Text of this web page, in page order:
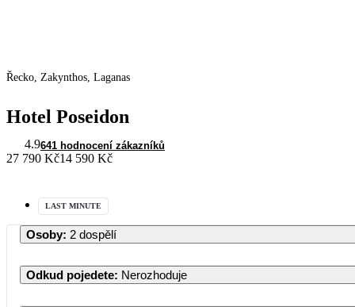
Řecko, Zakynthos, Laganas
Hotel Poseidon
4.9641 hodnocení zákazníků
27 790 Kč14 590 Kč
LAST MINUTE
Osoby: 2 dospělí
Odkud pojedete: Nerozhoduje